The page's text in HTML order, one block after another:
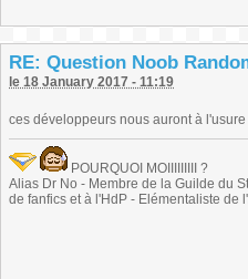
RE: Question Noob
le 18 January 2017 - 11:19
ces développeurs nous auront à
POURQUOI MOIIIIIIIII ?
Alias Dr No - Membre de la Guilde du
de fanfics et à l'HdP - Elémentaliste de